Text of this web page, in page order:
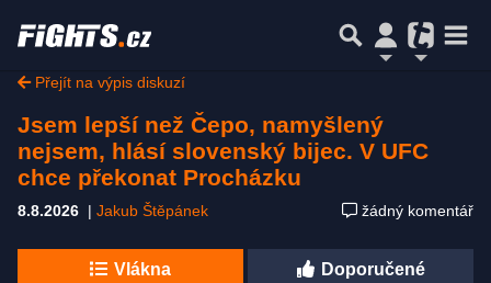
Přejít na výpis diskuzí
Jsem lepší než Čepo, namyšlený
nejsem, hlásí slovenský bijec. V UFC
chce překonat Procházku
8.8.2026 | Jakub Štěpánek žádný komentář
Vlákna Doporučené